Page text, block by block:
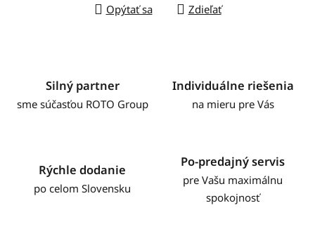
Opýtať sa Zdieľať
Silný partner
sme súčasťou ROTO Group
Individuálne riešenia
na mieru pre Vás
Rýchle dodanie
po celom Slovensku
Po-predajný servis
pre Vašu maximálnu
spokojnosť